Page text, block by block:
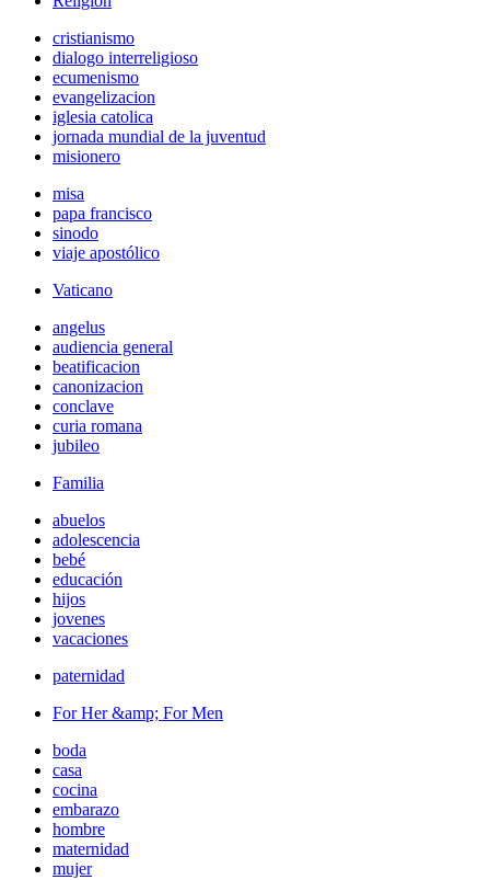
cristianismo
dialogo interreligioso
ecumenismo
evangelizacion
iglesia catolica
jornada mundial de la juventud
misionero
misa
papa francisco
sinodo
viaje apostólico
Vaticano
angelus
audiencia general
beatificacion
canonizacion
conclave
curia romana
jubileo
Familia
abuelos
adolescencia
bebé
educación
hijos
jovenes
vacaciones
paternidad
For Her &amp; For Men
boda
casa
cocina
embarazo
hombre
maternidad
mujer